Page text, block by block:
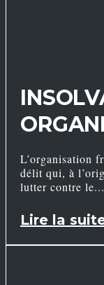
L’organisation
délit qui, à
lutter contre le
Lire la